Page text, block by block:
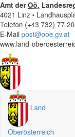
Amt derOö.
4021 Linz •
Telefon (+43 732) 77
E-Mail post@ooe.gv.at
www.land-
Land
Oberösterreich